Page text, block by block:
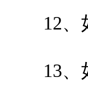
12、如
13、如